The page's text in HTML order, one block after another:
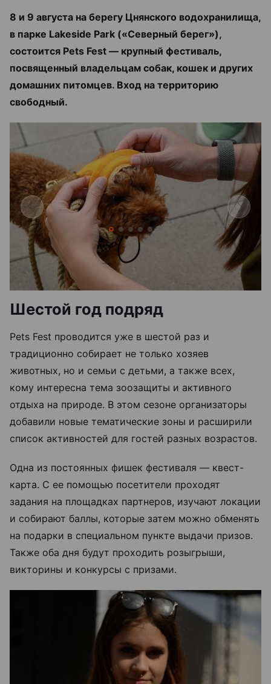
8 и 9 августа на берегу Цнянского водохранилища,
в парке Lakeside Park («Северный берег»),
состоится Pets Fest — крупный фестиваль,
посвященный владельцам собак, кошек и других
домашних питомцев. Вход на территорию
свободный.
Шестой год подряд
Pets Fest проводится уже в шестой раз и
традиционно собирает не только хозяев
животных, но и семьи с детьми, а также всех,
кому интересна тема зоозащиты и активного
отдыха на природе. В этом сезоне организаторы
добавили новые тематические зоны и расширили
список активностей для гостей разных возрастов.
Одна из постоянных фишек фестиваля — квест-
карта. С ее помощью посетители проходят
задания на площадках партнеров, изучают локации
и собирают баллы, которые затем можно обменять
на подарки в специальном пункте выдачи призов.
Также оба дня будут проходить розыгрыши,
викторины и конкурсы с призами.